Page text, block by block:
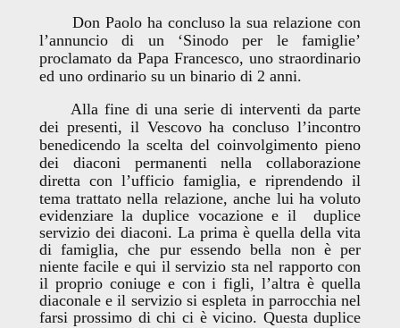
Don Paolo ha concluso la sua relazione con
l’annuncio di un ‘Sinodo per le famiglie’
proclamato da Papa Francesco, uno straordinario
ed uno ordinario su un binario di 2 anni.
Alla fine di una serie di interventi da parte
dei presenti, il Vescovo ha concluso l’incontro
benedicendo la scelta del coinvolgimento pieno
dei diaconi permanenti nella collaborazione
diretta con l’ufficio famiglia, e riprendendo il
tema trattato nella relazione,anche lui ha voluto
evidenziare la duplice vocazione e il duplice
servizio dei diaconi. La prima è quella della vita
di famiglia, che pur essendo bella non è per
niente facile e qui il servizio sta nel rapporto con
il proprio coniuge e con i figli, l’altra è quella
diaconale e il servizio si espleta in parrocchia nel
farsi prossimo di chi ci è vicino. Questa duplice